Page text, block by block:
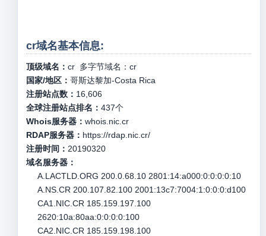
cr域名基本信息:
顶级域名： cr多字节域名： cr
国家/地区： 哥斯达黎加-Costa Rica
注册站点数： 16,606
全球注册站点排名： 437个
Whois服务器： whois.nic.cr
RDAP服务器： https://rdap.nic.cr/
注册时间： 20190320
域名服务器：
A.LACTLD.ORG 200.0.68.10 2801:14:a000:0:0:0:0:10
A.NS.CR 200.107.82.100 2001:13c7:7004:1:0:0:0:d100
CA1.NIC.CR 185.159.197.100
2620:10a:80aa:0:0:0:0:100
CA2.NIC.CR 185.159.198.100